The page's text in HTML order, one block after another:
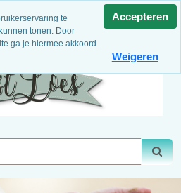
Niet goed, geld terug!
Dagelijks
14 dagen retour Veilig betalen
te
tonen. Door
ga je hiermee akkoord.
Accepteren
Weigeren